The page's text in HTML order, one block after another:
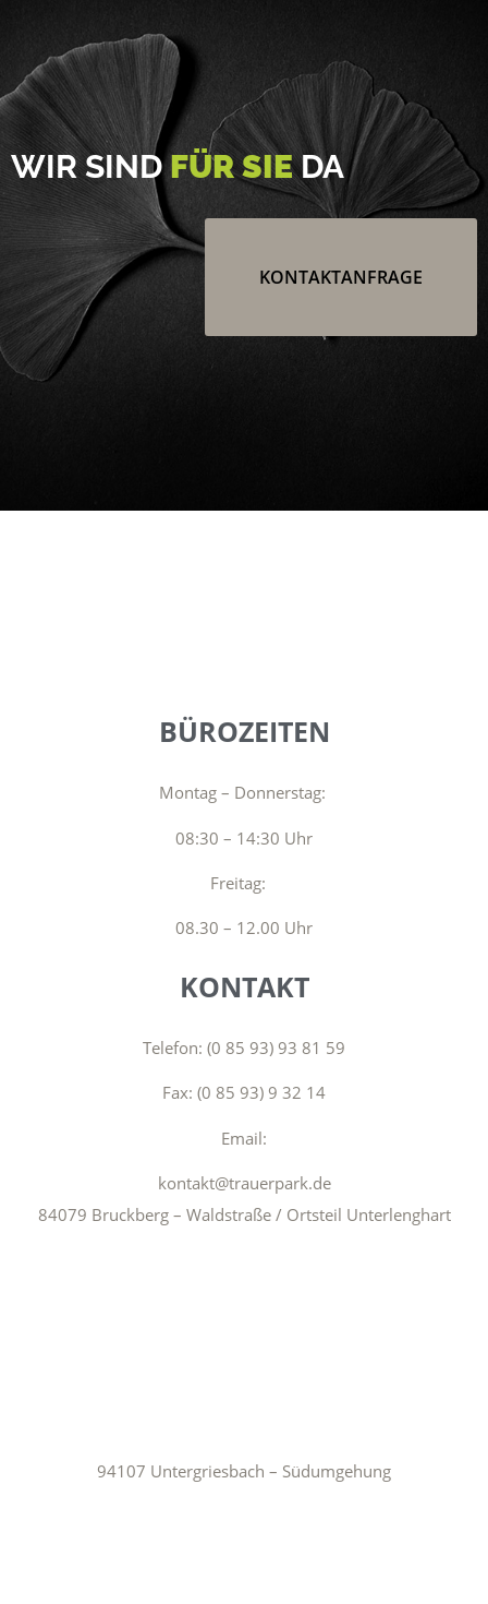
WIR SINDFÜR SIEDA
KONTAKTANFRAGE
BÜROZEITEN
Montag – Donnerstag:
08:30 – 14:30 Uhr
Freitag:
08.30 – 12.00 Uhr
KONTAKT
Telefon: (0 85 93) 93 81 59
Fax: (0 85 93) 9 32 14
Email:
kontakt@trauerpark.de
84079 Bruckberg – Waldstraße / Ortsteil Unterlenghart
94107 Untergriesbach – Südumgehung